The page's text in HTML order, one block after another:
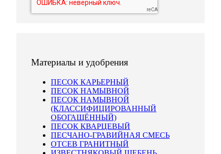
Материалы и удобрения
ПЕСОК КАРЬЕРНЫЙ
ПЕСОК НАМЫВНОЙ
ПЕСОК НАМЫВНОЙ
(КЛАССИФИЦИРОВАННЫЙ
ОБОГАЩЁННЫЙ)
ПЕСОК КВАРЦЕВЫЙ
ПЕСЧАНО-ГРАВИЙНАЯ СМЕСЬ
ОТСЕВ ГРАНИТНЫЙ